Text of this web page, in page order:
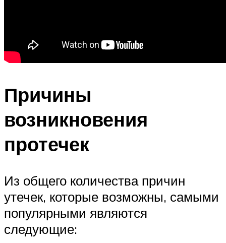
Причины
возникновения
протечек
Из общего количества причин
утечек, которые возможны, самыми
популярными являются
следующие: